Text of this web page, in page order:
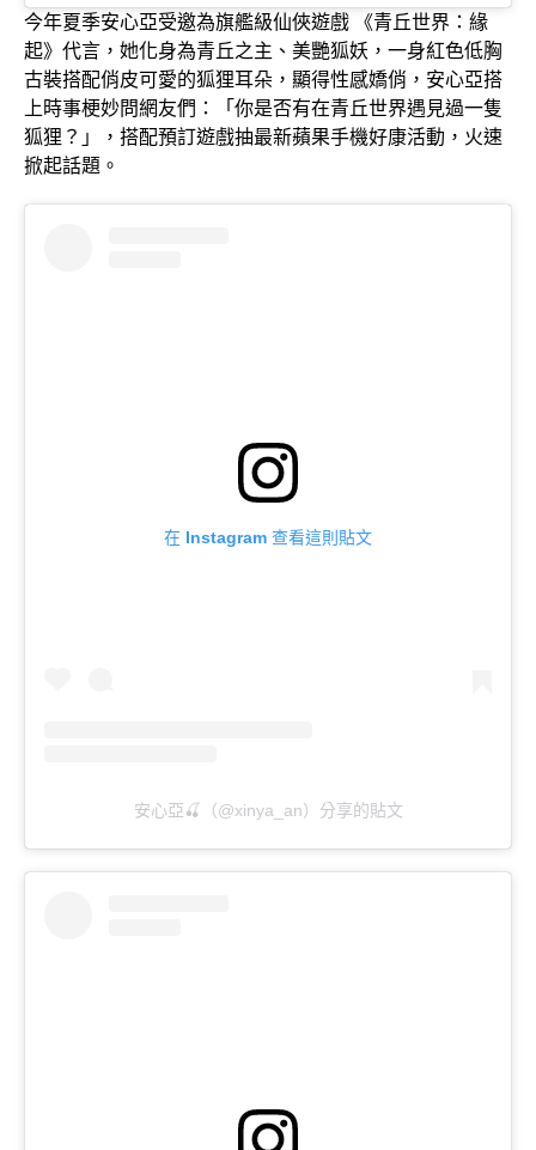
今年夏季安心亞受邀為旗艦級仙俠遊戲 《青丘世界：緣
起》代言，她化身為青丘之主、美艷狐妖，一身紅色低胸
古裝搭配俏皮可愛的狐狸耳朵，顯得性感嬌俏，安心亞搭
上時事梗妙問網友們：「你是否有在青丘世界遇見過一隻
狐狸？」，搭配預訂遊戲抽最新蘋果手機好康活動，火速
掀起話題。
在 Instagram 查看這則貼文
安心亞🍒（@xinya_an）分享的貼文